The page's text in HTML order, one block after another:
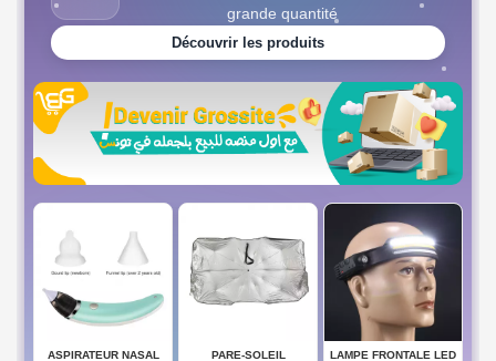
grande quantité
Découvrir les produits
ASPIRATEUR NASAL
PARE-SOLEIL
LAMPE FRONTALE LED